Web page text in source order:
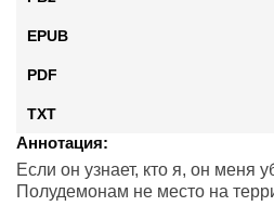
EPUB
PDF
TXT
Аннотация:
Если он узнает, кто я, он меня
Полудемонам не место на